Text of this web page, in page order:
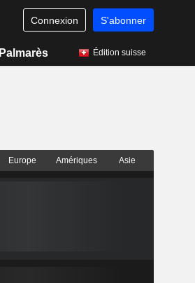
Connexion S'abonner
Palmarès Édition suisse
Europe Amériques Asie